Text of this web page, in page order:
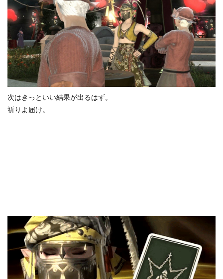
次はきっといい結果が出るはず。
祈りよ届け。